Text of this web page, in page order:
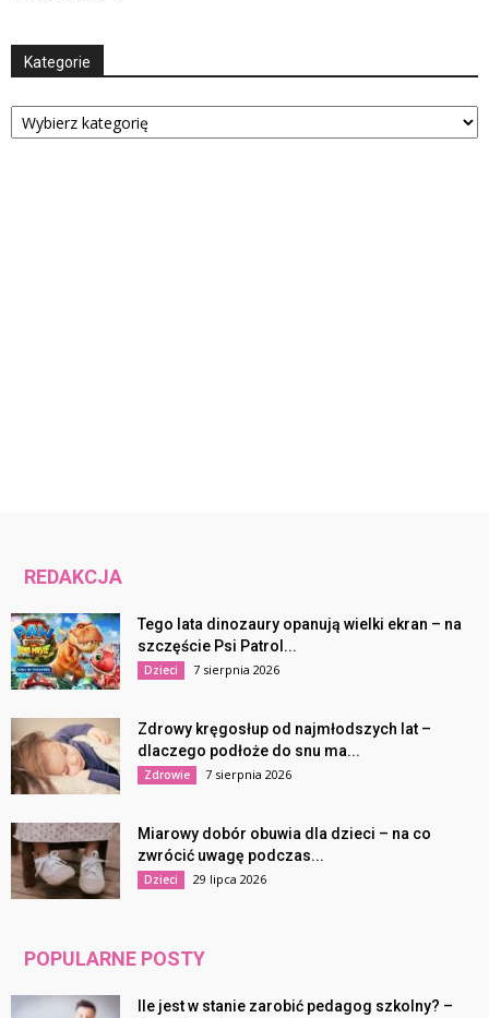
Kategorie
Kategorie
REDAKCJA
Tego lata dinozaury opanują wielki ekran – na
szczęście Psi Patrol...
Dzieci 7 sierpnia 2026
Zdrowy kręgosłup od najmłodszych lat –
dlaczego podłoże do snu ma...
Zdrowie 7 sierpnia 2026
Miarowy dobór obuwia dla dzieci – na co
zwrócić uwagę podczas...
Dzieci 29 lipca 2026
POPULARNE POSTY
Ile jest w stanie zarobić pedagog szkolny? –